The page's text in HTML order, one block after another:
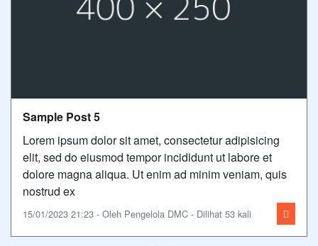
Sample Post 5
Lorem ipsum dolor sit amet, consectetur adipisicing
elit, sed do eiusmod tempor incididunt ut labore et
dolore magna aliqua. Ut enim ad minim veniam, quis
nostrud ex
15/01/2023 21:23 - Oleh Pengelola DMC - Dilihat 53 kali